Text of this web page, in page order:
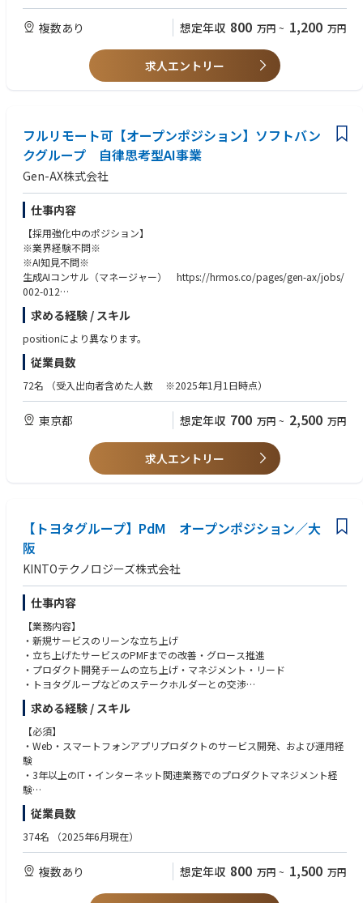
ができ、従来のヘルスケア事業者では成し得なかった新たな価値創出を考
えていくことができます。
・前例のないプロダクトに挑戦できる
ヘルスケア市場における圧倒的なマーケットリーダーは存在せず、さら
に、ヘルスケア／メディカル／プラットフォームを統合したサービスで確
・営業方針の策定サポート（セールス・マーケ・CSが効果的に販売・サポ
ートできる体制構築）
・マーケティング施策のデータ取得・振り返り
・AI技術の医療領域への実用化という、先端技術と社会実装の両面でやり
がいのある取り組みに携われる
・産婦人科領域でトップシェアの事業基盤を活用し、プロダクト戦略から
事業戦略まで一気通貫で関与できる
・PdMからPMMへ、経営に近いポジションへのキャリア拡張が明確に描け
る
協働したプロジェクト推進経験
・AIツールを業務・分析に活用した経験、または生成AIを活用した業務基
盤の構築経験
・PMMまたはBtoBマーケティングの経験（市場定義、ポジショニング・
・医療・ヘルスケア領域またはSaaS事業での業務経験
・ソフトウェアエンジニアリング、プロダクトデザイン、マーケティング
いずれかの実務経験
■求める人物像
・医療と女性ヘルスケアにかかわる社会課題を、テク ノロジーの力で解決
したいという想いに共感していただける方
・市場・顧客の一次情報を自ら取りに行き、事実にもとづいて戦略を組み
立てられる方
・プロダクト・セールス・マーケ・CSの間に立ち、対等な議論で組織を巻
き込める方
複数あり 想定年収 800 万円 ~ 1,200 万円
求人エントリー
フルリモート可【オープンポジション】ソフトバン
クグループ 自律思考型AI事業
Gen-AX株式会社
仕事内容
【採用強化中のポジション】
※業界経験不問※
※AI知見不問※
生成AIコンサル（マネージャー） https://hrmos.co/pages/gen-ax/jobs/
002-012
生成AIコンサル（スタッフ） https://hrmos.co/pages/gen-ax/jobs/002-
011
■募集背景
現在コンサル組織5名
取引先の大手クライアント30社超え、外部委託サービスを利用しながら進
めているので、一緒にクライアントの課題解決をしていただける方を採用
元外資大手戦略コンサル：ＡＩの専門性を身に着けたい、組織立ち上げを
元BIG4シニアマネージャー：AIをやりたい、デロイトで新しいテクノロジ
ー領域メタバースもやっていた、
元大手外資総合系コンサルファーム若手：コンサルのPOCどまりが多く、
最後までプロダクトを提供していきたい
インタビュー記事：https://note.com/gen_ax/n/nd30155c9a953
【ABOUT US】https://www.gen-ax.co.jp/aboutus/
自立に自律を融合し、次の“流れ”を生成する ー
Gen-AX（ジェナックス）は、コンタクトセンターの複雑な実務と課題を深
く理解し、自律型AIオペレーターを起点に顧客の課題を解決する変革者集
団です。
単なるSaaS提供ベンダーとしてではなく各領域において、実装で価値を出
し切るプロフェッショナルが、AI時代に適合したBPR戦略やロードマップ
の策定、データモデルの設計までを一気通貫で支援します。
さらにソフトバンクのグループの事業フィールドと技術アセットも活用
し、理論ではなく「現場で価値を生み出すAI」を広く社会へ展開すること
で、すべてのカスタマーサービスのあり方を”革新”します。
■Gen-AX株式会社 カンパニーデック
https://speakerdeck.com/genax/gen-ax-gen-axzhu-shi-hui-she-kanpanid
etuku
■自律思考型AIで業務改革を支援する「Gen-AX」とは。砂金CEOインタビ
https://www.softbank.jp/sbnews/entry/20250122_01
求める経験 / スキル
positionにより異なります。
従業員数
72名 （受入出向者含めた人数 ※2025年1月1日時点）
東京都 想定年収 700 万円 ~ 2,500 万円
求人エントリー
【トヨタグループ】PdM オープンポジション／大
阪
KINTOテクノロジーズ株式会社
仕事内容
【業務内容】
・新規サービスのリーンな立ち上げ
・立ち上げたサービスのPMFまでの改善・グロース推進
・プロダクト開発チームの立ち上げ・マネジメント・リード
・トヨタグループなどのステークホルダーとの交渉
【ポジションの魅力】
・次々とリリースされるKINTOブランドのビジネスを支えるグループを横
断して利用されるWebプロダクトの開発に関わることができます。
・ビジネスニーズを捉え、自らプロダクトの未来を見据え、企画・設計・
開発ができます。
・KINTOブランドのビジネス以外にもトヨタグループのWebプロダクトの
・短期的なビジネスの状況にとらわれず、プロダクトを継続的に開発・改
善していくことができます。
PC：WindowsとMacより自由に選択可
求める経験 / スキル
【必須】
・Web・スマートフォンアプリプロダクトのサービス開発、および運用経
験
・3年以上のIT・インターネット関連業務でのプロダクトマネジメント経
験
・5年以上のプロダクト開発組織での業務経験（職種はプロダクトマネー
ジャーでなくとも可）
・プロダクトの優先度や要件についてチームをリードし意思決定をした経
・プロダクトやチームの課題を発見し、担当領域を超えてエンジニアやデ
ザイナーと協業しながら課題解決を推進した経験
・ビジネスチームなど、多様な職種のメンバーを巻き込み、円滑に合意形
従業員数
374名 （2025年6月現在）
複数あり 想定年収 800 万円 ~ 1,500 万円